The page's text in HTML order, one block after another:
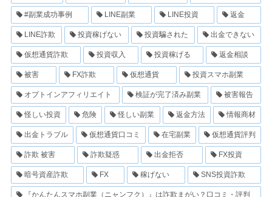
#副業成功事例 LINE副業 LINE投資 返金
LINE詐欺 投資稼げない 投資騙された 出金できない
仮想通貨詐欺 投資収入 投資稼げる 返金相談
被害 FX詐欺 仮想通貨 投資スマホ副業
オプトインアフィリエイト 検証が完了済み副業 被害報告
怪しい投資 危険 怪しい副業 返金方法 情報商材
出金トラブル 仮想通貨口コミ 在宅副業 仮想通貨評判
詐欺 被害 詐欺疑惑 出金拒否 FX投資
暗号資産詐欺 FX 稼げない SNS投資詐欺
『かんたんスマホ副業（ニャンフク）』は詐欺まがい？口コミ・評判